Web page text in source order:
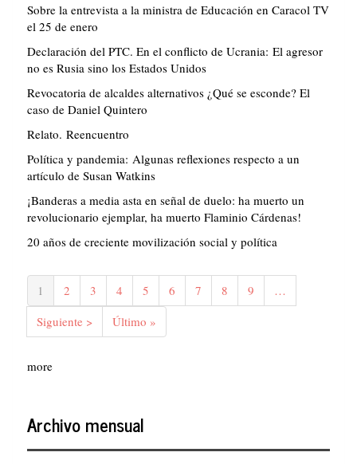
Sobre la entrevista a la ministra de Educación en Caracol TV
el 25 de enero
Declaración del PTC. En el conflicto de Ucrania: El agresor
no es Rusia sino los Estados Unidos
Revocatoria de alcaldes alternativos ¿Qué se esconde? El
caso de Daniel Quintero
Relato. Reencuentro
Política y pandemia: Algunas reflexiones respecto a un
artículo de Susan Watkins
¡Banderas a media asta en señal de duelo: ha muerto un
revolucionario ejemplar, ha muerto Flaminio Cárdenas!
20 años de creciente movilización social y política
Paginación
Página
actual
1 Página
2 Página
3 Página
4 Página
5 Página
6 Página
7 Página
8 Página
9
…
Siguiente
página
Siguiente >
Última
página
Último »
more
Archivo mensual